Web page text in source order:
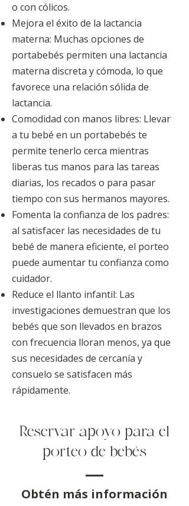
o con cólicos.
Mejora el éxito de la lactancia
materna: Muchas opciones de
portabebés permiten una lactancia
materna discreta y cómoda, lo que
favorece una relación sólida de
lactancia.
Comodidad con manos libres: Llevar
a tu bebé en un portabebés te
permite tenerlo cerca mientras
liberas tus manos para las tareas
diarias, los recados o para pasar
tiempo con sus hermanos mayores.
Fomenta la confianza de los padres:
al satisfacer las necesidades de tu
bebé de manera eficiente, el porteo
puede aumentar tu confianza como
cuidador.
Reduce el llanto infantil: Las
investigaciones demuestran que los
bebés que son llevados en brazos
con frecuencia lloran menos, ya que
sus necesidades de cercanía y
consuelo se satisfacen más
rápidamente.
Reservar apoyo para el
porteo de bebés
Obtén más información